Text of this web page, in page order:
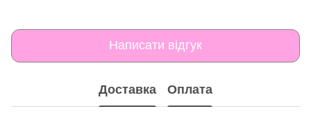
Написати відгук
Доставка Оплата